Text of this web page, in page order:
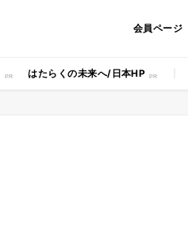
会員ページ
はたらくの未来へ/日本HP